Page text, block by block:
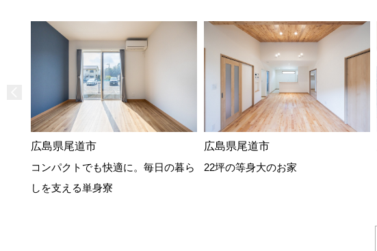
広島県尾道市
コンパクトでも快適に。毎日の暮ら
しを支える単身寮
広島県尾道市
22坪の等身大のお家